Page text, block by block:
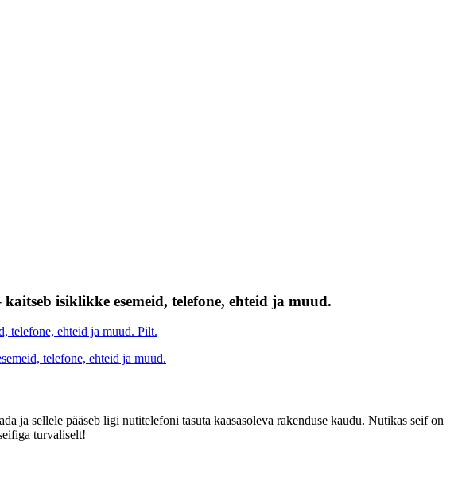
isiklikke esemeid, telefone, ehteid ja muud.
ja sellele pääseb ligi nutitelefoni tasuta kaasasoleva rakenduse kaudu. Nutikas seif on
turvaliselt!